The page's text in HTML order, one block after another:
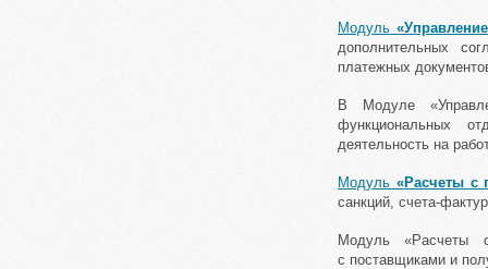
Модуль
дополнительных
платежных
В Модуле
функциональных
деятельность на
Модуль «Расчеты с
санкций, счета-
Модуль «Расчеты
с поставщиками и